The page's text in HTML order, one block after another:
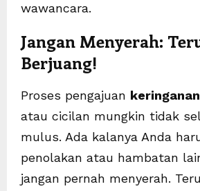
wawancara.
Jangan Menyerah:
Berjuang!
Proses pengajuan
atau cicilan mungkin tidak
mulus. Ada kalanya Anda
penolakan atau hambatan
jangan pernah menyerah.